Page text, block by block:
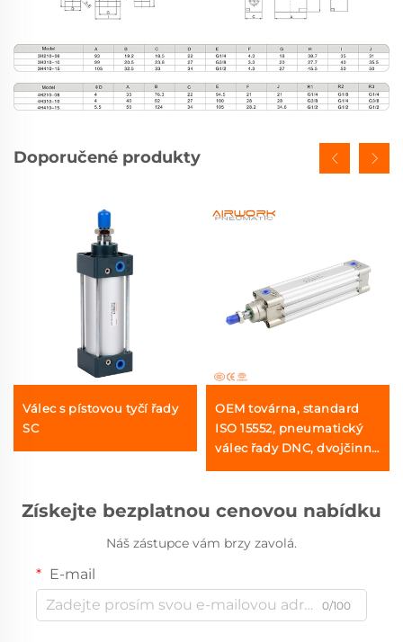
Doporučené produkty
Válec s pístovou tyčí řady
SC
OEM továrna, standard
ISO 15552, pneumatický
válec řady DNC, dvojčinný
velkoobchodní výrobce
Získejte bezplatnou cenovou nabídku
Náš zástupce vám brzy zavolá.
E-mail
0/100